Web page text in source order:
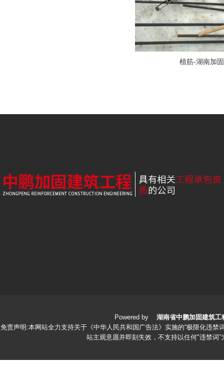
植筋-湖南加
Powered by 湖南省中鹏加固建筑工
免责声明:本网站全力支持关于《中华人民共和国广告法》实施的“极限化违禁
站主观意愿并即刻失效，不支持以任何"违禁词